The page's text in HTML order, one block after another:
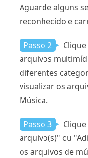
Aguarde alguns
reconhecido e
Passo 2
arquivos
diferentes
visualizar os
Música.
Passo 3
arquivo(s)" ou
os arquivos de